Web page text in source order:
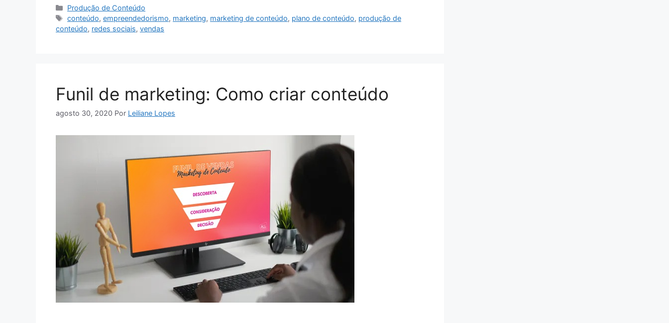
Categorias
Produção de Conteúdo
Tags
conteúdo,empreendedorismo, marketing, marketing de conteúdo, plano de conteúdo, produção de
conteúdo, redes sociais, vendas
Funil de marketing: Como criar conteúdo
agosto 30, 2020 Por Leiliane Lopes